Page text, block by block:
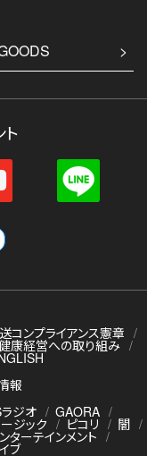
コンプライアンス憲章
康経営への取り組み
報
ジオ GAORA
ージック ピコリ 闇
ターテインメント
ブ